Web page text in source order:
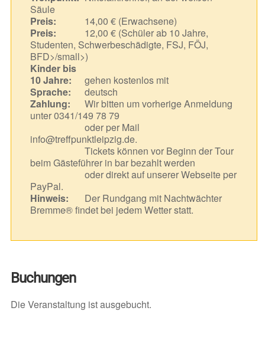
Säule
Preis:
14,00 € (Erwachsene)
Preis:
12,00 € (Schüler ab 10 Jahre,
Studenten, Schwerbeschädigte, FSJ, FÖJ,
BFD>/small>)
Kinder bis
10 Jahre:
gehen kostenlos mit
Sprache:
deutsch
Zahlung:
Wir bitten um vorherige Anmeldung
unter 0341/149 78 79
oder per Mail
info@treffpunktleipzig.de.
Tickets können vor Beginn der Tour
beim Gästeführer in bar bezahlt werden
oder direkt auf unserer Webseite per
PayPal.
Hinweis:
Der Rundgang mit Nachtwächter
Bremme® findet bei jedem Wetter statt.
Buchungen
Die Veranstaltung ist ausgebucht.